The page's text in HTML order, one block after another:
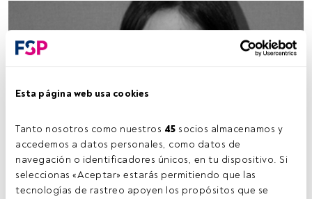
Esta página web usa cookies
Tanto nosotros como nuestros 45 socios almacenamos y
accedemos a datos personales, como datos de
navegación o identificadores únicos, en tu dispositivo. Si
seleccionas «Aceptar» estarás permitiendo que las
tecnologías de rastreo apoyen los propósitos que se
Tiempo lectura: 4 min.